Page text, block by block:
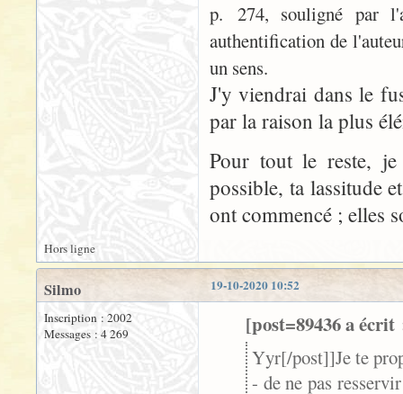
p. 274, souligné par
authentification de
un sens.
J'y viendrai dans le
par la raison la plus
Pour tout le reste, je
possible, ta lassitude
ont commencé ; elles
Hors ligne
19-10-2020 10:52
Silmo
Inscription : 2002
Messages : 4 269
[post=89436 a écrit
Yyr[/post]]Je te
- de ne pas